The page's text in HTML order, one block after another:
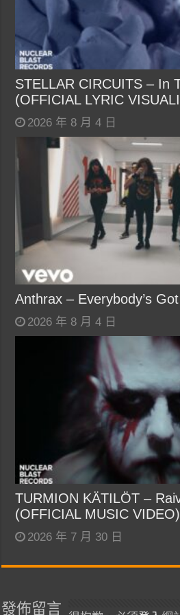
STELLAR CIRCUITS – In
(OFFICIAL LYRIC
2026 年 8 月 4 日
Anthrax – Everybody’s
2026 年 8 月 4 日
TURMION KÄTILÖT –
(OFFICIAL MUSIC VIDEO)
2026 年 7 月 30 日
發佈留言